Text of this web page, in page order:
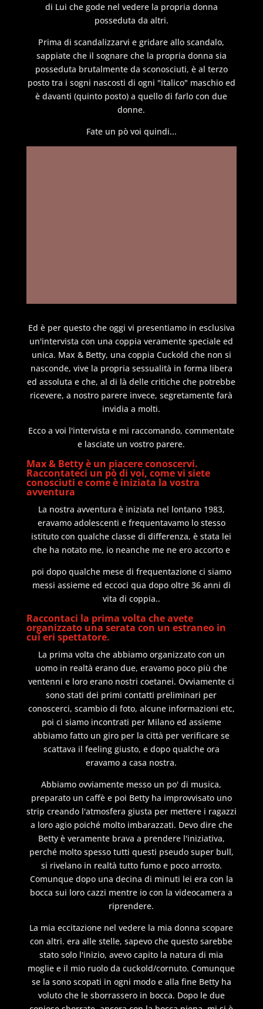
di Lui che gode nel vedere la propria donna
posseduta da altri.
Prima di scandalizzarvi e gridare allo scandalo,
sappiate che il sognare che la propria donna sia
posseduta brutalmente da sconosciuti, è al terzo
posto tra i sogni nascosti di ogni "italico" maschio ed
è davanti (quinto posto) a quello di farlo con due
donne.
Fate un pò voi quindi...
Ed è per questo che oggi vi presentiamo in esclusiva
un'intervista con una coppia veramente speciale ed
unica. Max & Betty, una coppia Cuckold che non si
nasconde, vive la propria sessualità in forma libera
ed assoluta e che, al di là delle critiche che potrebbe
ricevere, a nostro parere invece, segretamente farà
invidia a molti.
Ecco a voi l'intervista e mi raccomando, commentate
e lasciate un vostro parere.
Max & Betty è un piacere conoscervi.
Raccontateci un pò di voi, come vi siete
conosciuti e come è iniziata la vostra
avventura
La nostra avventura è iniziata nel lontano 1983,
eravamo adolescenti e frequentavamo lo stesso
istituto con qualche classe di differenza, è stata lei
che ha notato me, io neanche me ne ero accorto e
poi dopo qualche mese di frequentazione ci siamo
messi assieme ed eccoci qua dopo oltre 36 anni di
vita di coppia..
Raccontaci la prima volta che avete
organizzato una serata con un estraneo in
cui eri spettatore.
La prima volta che abbiamo organizzato con un
uomo in realtà erano due, eravamo poco più che
ventenni e loro erano nostri coetanei. Ovviamente ci
sono stati dei primi contatti preliminari per
conoscerci, scambio di foto, alcune informazioni etc,
poi ci siamo incontrati per Milano ed assieme
abbiamo fatto un giro per la città per verificare se
scattava il feeling giusto, e dopo qualche ora
eravamo a casa nostra.
Abbiamo ovviamente messo un po' di musica,
preparato un caffè e poi Betty ha improvvisato uno
strip creando l'atmosfera giusta per mettere i ragazzi
a loro agio poiché molto imbarazzati. Devo dire che
Betty è veramente brava a prendere l'iniziativa,
perché molto spesso tutti questi pseudo super bull,
si rivelano in realtà tutto fumo e poco arrosto.
Comunque dopo una decina di minuti lei era con la
bocca sui loro cazzi mentre io con la videocamera a
riprendere.
La mia eccitazione nel vedere la mia donna scopare
con altri. era alle stelle, sapevo che questo sarebbe
stato solo l'inizio, avevo capito la natura di mia
moglie e il mio ruolo da cuckold/cornuto. Comunque
se la sono scopati in ogni modo e alla fine Betty ha
voluto che le sborrassero in bocca. Dopo le due